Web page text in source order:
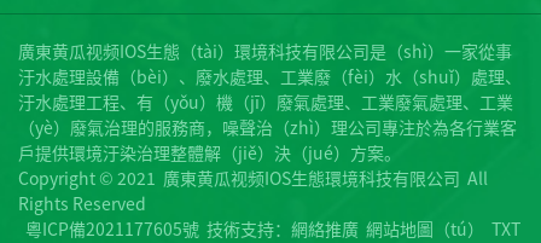
廣東黄瓜视频IOS生態（tài）環境科技有限公司是（shì）一家從事
汙水處理設備（bèi）、廢水處理、工業廢（fèi）水（shuǐ）處理、
汙水處理工程、有（yǒu）機（jī）廢氣處理、工業廢氣處理、工業
（yè）廢氣治理的服務商，噪聲治（zhì）理公司專注於為各行業客
戶提供環境汙染治理整體解（jiě）決（jué）方案。
Copyright © 2021 廣東黄瓜视频IOS生態環境科技有限公司 All
Rights Reserved
粵ICP備2021177605號 技術支持： 網絡推廣 網站地圖（tú） TXT